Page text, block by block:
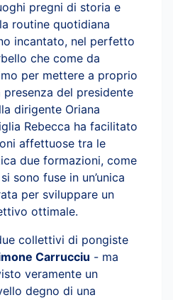
pregni di storia e
routine quotidiana
incantato, nel perfetto
che come da
per mettere a proprio
del presidente
dirigente Oriana
Rebecca ha facilitato
affettuose tra le
due formazioni, come
sono fuse in un’unica
per sviluppare un
ottimale.
collettivi di pongiste
Carrucciu - ma
veramente un
degno di una